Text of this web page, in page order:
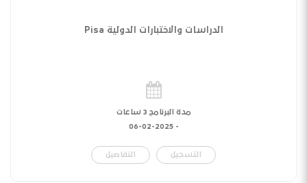
الدراسات والاختبارات الدولية Pisa
مدة البرنامج 3 ساعات
-
06-02-2025
التسجيل التفاصيل